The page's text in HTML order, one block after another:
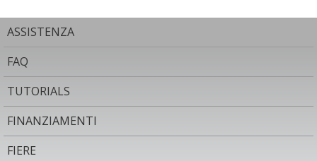
ASSISTENZA
FAQ
TUTORIALS
FINANZIAMENTI
FIERE